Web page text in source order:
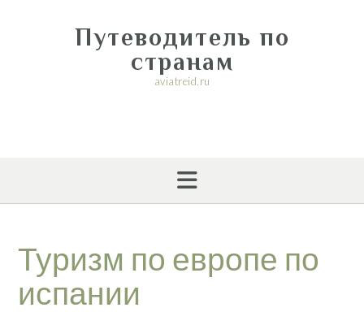
Путеводитель по
странам
aviatreid.ru
Туризм по европе по
испании